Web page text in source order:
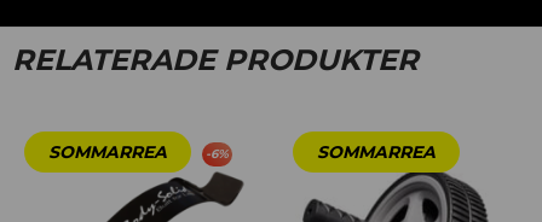
RELATERADE PRODUKTER
-6%